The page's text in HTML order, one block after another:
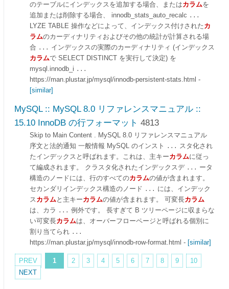
のテーブルにインデックスを追加する場合、またはカラムを
追加または削除する場合、 innodb_stats_auto_recalc ...
LYZE TABLE 操作などによって、インデックス付けされたカ
ラムのカーディナリティおよびその他の統計が計算される場
合 ...
インデックスの実際のカーディナリティ (インデックス
カラムで SELECT DISTINCT を実行して決定) を
mysql.innodb_i ...
https://man.plustar.jp/mysql/innodb-persistent-stats.html -
[similar]
MySQL :: MySQL 8.0 リファレンスマニュアル ::
15.10 InnoDB の行フォーマット 4813
Skip to Main Content . MySQL 8.0 リファレンスマニュアル
序文と法的通知 一般情報 MySQL のインスト
...
スタ化され
たインデックスと呼ばれます。これは、主キーカラムに従っ
て編成されます。 クラスタ化されたインデックスデ ...
ータ
構造のノードには、行のすべてのカラムの値が含まれます。
セカンダリインデックス構造のノード ...
には、インデック
スカラムと主キーカラムの値が含まれます。 可変長カラム
は、カラ
... 例外です。 長すぎて B ツリーページに収まらな
い可変長カラムは、オーバーフローページと呼ばれる個別に
割り当てられ ...
https://man.plustar.jp/mysql/innodb-row-format.html - [similar]
PREV 1 2 3 4 5 6 7 8 9
10
NEXT